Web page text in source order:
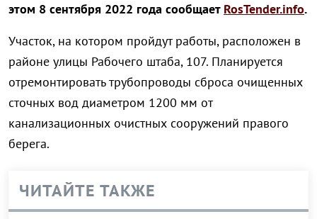
этом 8 сентября 2022 года сообщает RosTender.info.
Участок, на котором пройдут работы, расположен в
районе улицы Рабочего штаба, 107. Планируется
отремонтировать трубопроводы сброса очищенных
сточных вод диаметром 1200 мм от
канализационных очистных сооружений правого
берега.
ЧИТАЙТЕ ТАКЖЕ